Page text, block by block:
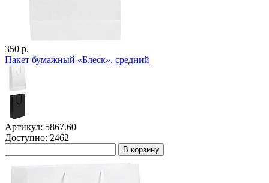
350 р.
Пакет бумажный «Блеск», средний
Артикул: 5867.60
Доступно: 2462
В корзину